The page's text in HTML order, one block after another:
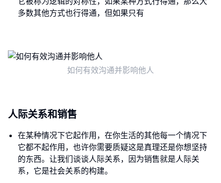
多数其他方式也行得通，但如果只有
如何有效沟通并影响他人
人际关系和销售
在某种情况下它起作用，在你生活的其他每一个情况下
它都不起作用，也许你需要质疑这是真理还是你想坚持
的东西。让我们谈谈人际关系，因为销售就是人际关
系，它是社会关系的构建。